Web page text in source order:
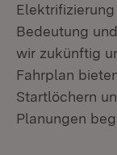
Bedeutung
wir zukünftig
Fahrplan
Startlöchern
Planungen